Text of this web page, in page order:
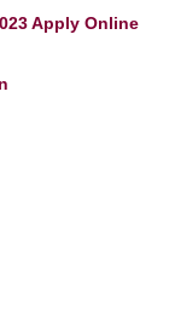
Apply Online